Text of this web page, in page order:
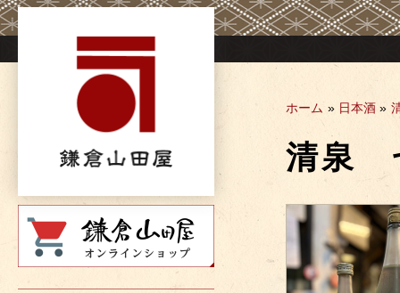
Skip
to
ホーム » 日本酒 »
清泉